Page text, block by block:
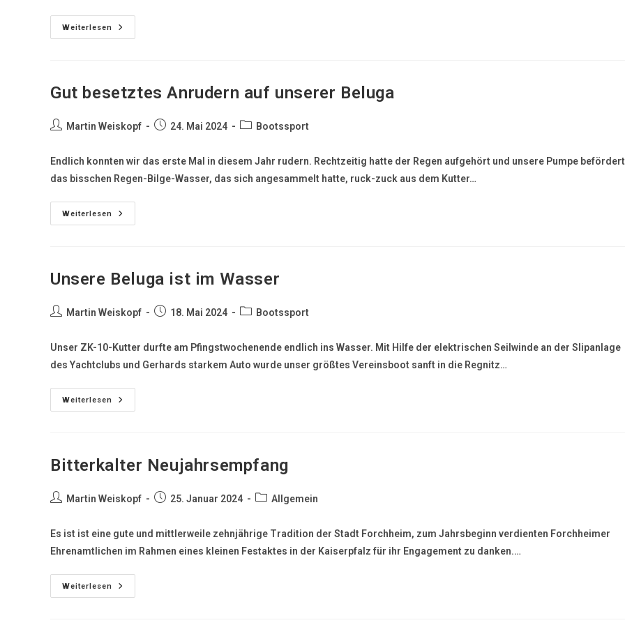
Weiterlesen
Gut besetztes Anrudern auf unserer Beluga
Martin Weiskopf 24. Mai 2024 Bootssport
Endlich konnten wir das erste Mal in diesem Jahr rudern. Rechtzeitig hatte der Regen aufgehört und unsere Pumpe
das bisschen Regen-Bilge-Wasser, das sich angesammelt hatte, ruck-zuck aus dem Kutter…
Weiterlesen
Unsere Beluga ist im Wasser
Martin Weiskopf 18. Mai 2024 Bootssport
Unser ZK-10-Kutter durfte am Pfingstwochenende endlich ins Wasser. Mit Hilfe der elektrischen Seilwinde an der Slipanlage
des Yachtclubs und Gerhards starkem Auto wurde unser größtes Vereinsboot sanft in die Regnitz…
Weiterlesen
Bitterkalter Neujahrsempfang
Martin Weiskopf 25. Januar 2024 Allgemein
Es ist ist eine gute und mittlerweile zehnjährige Tradition der Stadt Forchheim, zum Jahrsbeginn verdienten Forchheimer
Ehrenamtlichen im Rahmen eines kleinen Festaktes in der Kaiserpfalz für ihr Engagement zu danken.…
Weiterlesen